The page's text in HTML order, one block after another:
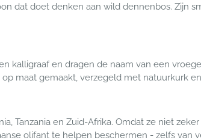
dat doet denken aan wild dennenbos. Zijn
kalligraaf en dragen de naam van een
maat gemaakt, verzegeld met natuurkurk en
Tanzania en Zuid-Afrika. Omdat ze niet
olifant te helpen beschermen - zelfs van